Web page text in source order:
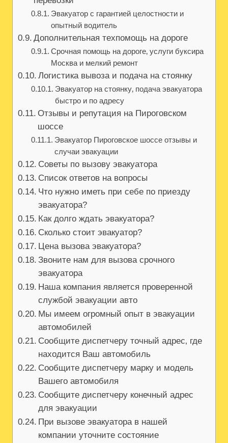
Эвакуатор с гарантией целостности и
опытный водитель
Дополнительная техпомощь на дороге
Срочная помощь на дороге‚ услуги буксира
Москва и мелкий ремонт
Логистика вывоза и подача на стоянку
Эвакуатор на стоянку‚ подача эвакуатора
быстро и по адресу
Отзывы и репутация на Пироговском
шоссе
Эвакуатор Пироговское шоссе отзывы и
случаи эвакуации
Советы по вызову эвакуатора
Список ответов на вопросы
Что нужно иметь при себе по приезду
эвакуатора?
Как долго ждать эвакуатора?
Сколько стоит эвакуатор?
Цена вызова эвакуатора?
Звоните нам для вызова срочного
эвакуатора
Наша компания является проверенной
службой эвакуации авто
Мы имеем огромный опыт в эвакуации
автомобилей
Сообщите диспетчеру точный адрес‚ где
находится Ваш автомобиль
Сообщите диспетчеру марку и модель
Вашего автомобиля
Сообщите диспетчеру конечный адрес
для эвакуации
При вызове эвакуатора в нашей
компании уточните состояние